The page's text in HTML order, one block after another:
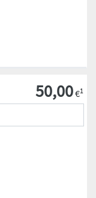
50,00€1